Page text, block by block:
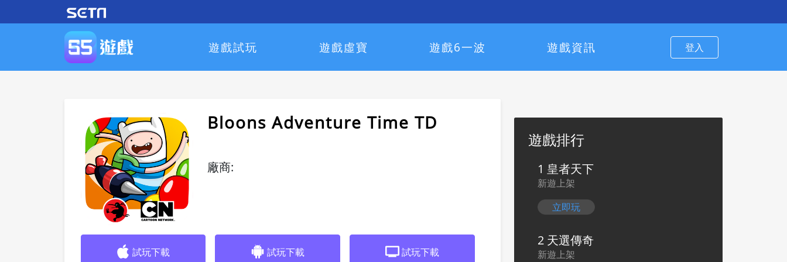
遊戲試玩 遊戲虛寶 遊戲6一波 遊戲資訊 登入
Bloons Adventure Time TD
廠商:
試玩下載 試玩下載 試玩下載
遊戲排行
1 皇者天下
新遊上架
立即玩
2 天選傳奇
新遊上架